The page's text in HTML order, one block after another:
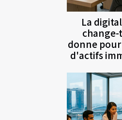
La
donne
d'actifs